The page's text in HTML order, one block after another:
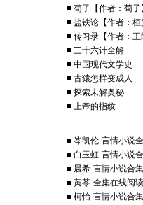
■ 荀子【作者：荀子
■ 盐铁论【作者：桓
■ 传习录【作者：王
■ 三十六计全解
■ 中国现代文学史
■ 古猿怎样变成人
■ 探索未解奥秘
■ 上帝的指纹
■ 岑凯伦-言情小说
■ 白玉虹-言情小说
■ 晨希-言情小说合集
■ 黄苓-全集在线阅读
■ 柯怡-言情小说合集